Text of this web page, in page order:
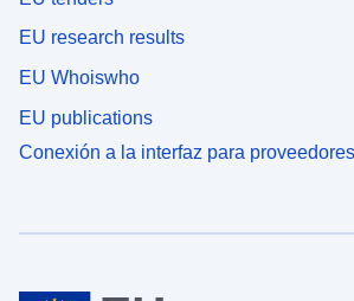
EU research results
EU Whoiswho
EU publications
Conexión a la interfaz para